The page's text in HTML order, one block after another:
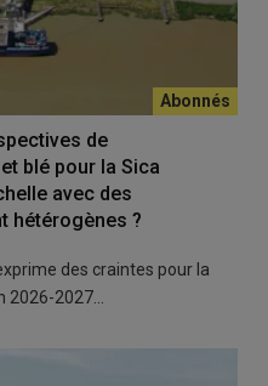
de
blé pour la Sica
avec des
hétérogènes ?
des craintes pour la
2027…